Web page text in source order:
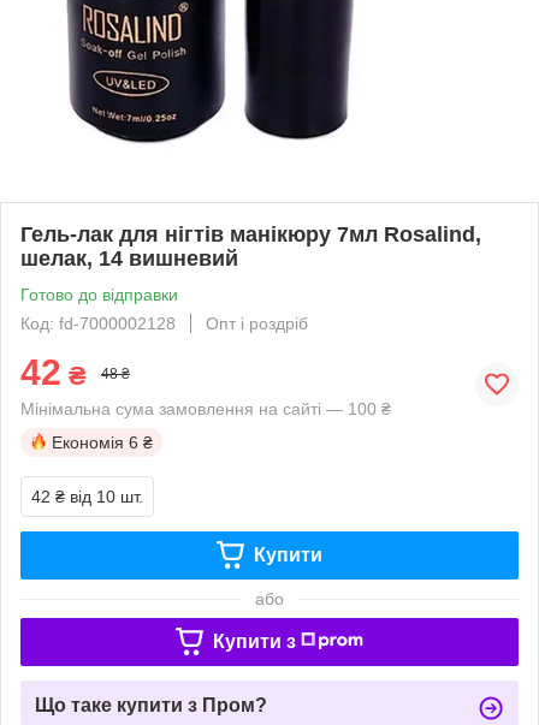
Гель-лак для нігтів манікюру 7мл Rosalind,
шелак, 14 вишневий
Готово до відправки
Код: fd-7000002128
Опт і роздріб
42 ₴ 48 ₴
Мінімальна сума замовлення на сайті — 100 ₴
Економія 6 ₴
42 ₴ від 10 шт.
Купити
або
Купити з
Що таке купити з Пром?